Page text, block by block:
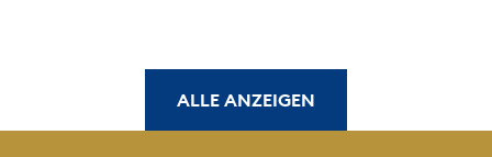
ALLE ANZEIGEN